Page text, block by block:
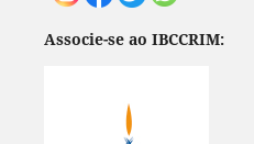
Associe-se ao IBCCRIM: